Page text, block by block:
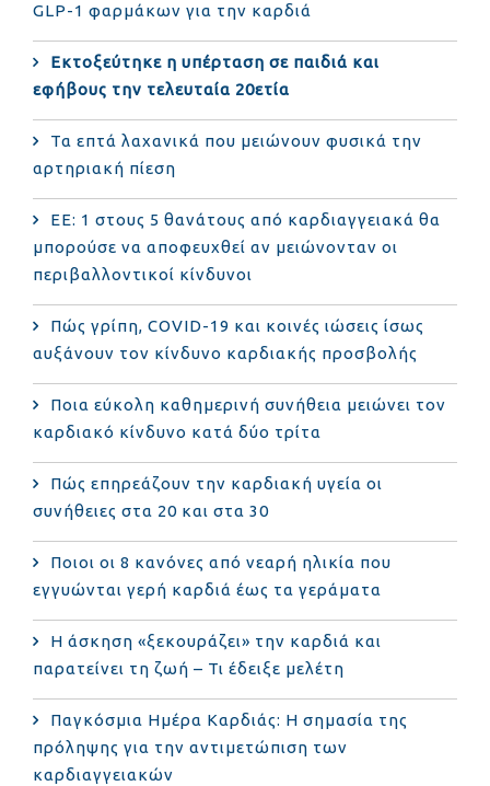
GLP-1 φαρμάκων για την καρδιά
Εκτοξεύτηκε η υπέρταση σε παιδιά και
εφήβους την τελευταία 20ετία
Τα επτά λαχανικά που μειώνουν φυσικά την
αρτηριακή πίεση
ΕΕ: 1 στους 5 θανάτους από καρδιαγγειακά θα
μπορούσε να αποφευχθεί αν μειώνονταν οι
περιβαλλοντικοί κίνδυνοι
Πώς γρίπη, COVID-19 και κοινές ιώσεις ίσως
αυξάνουν τον κίνδυνο καρδιακής προσβολής
Ποια εύκολη καθημερινή συνήθεια μειώνει τον
καρδιακό κίνδυνο κατά δύο τρίτα
Πώς επηρεάζουν την καρδιακή υγεία οι
συνήθειες στα 20 και στα 30
Ποιοι οι 8 κανόνες από νεαρή ηλικία που
εγγυώνται γερή καρδιά έως τα γεράματα
Η άσκηση «ξεκουράζει» την καρδιά και
παρατείνει τη ζωή – Τι έδειξε μελέτη
Παγκόσμια Ημέρα Καρδιάς: Η σημασία της
πρόληψης για την αντιμετώπιση των
καρδιαγγειακών